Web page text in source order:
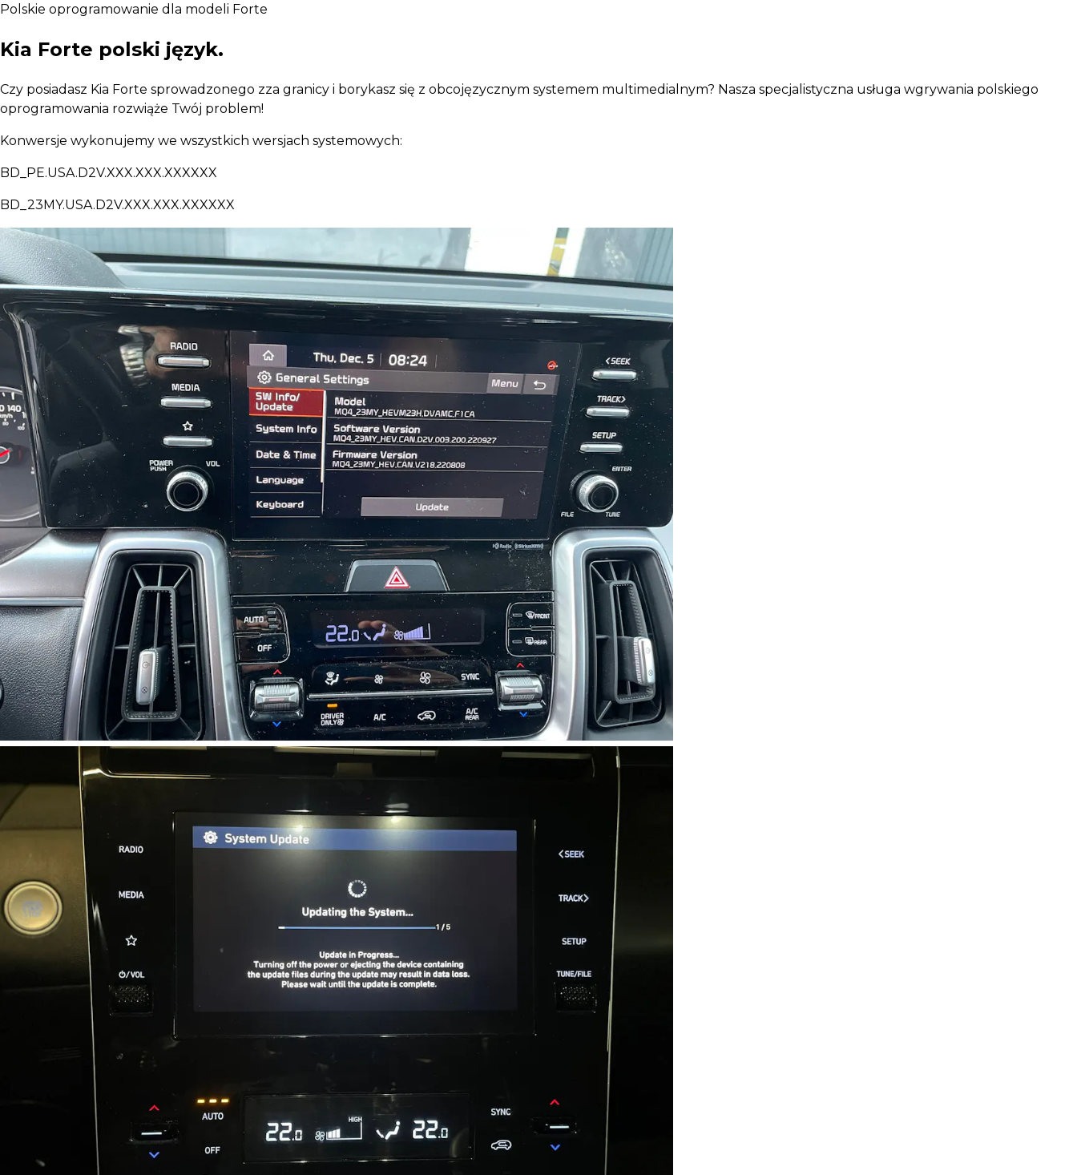
Polskie oprogramowanie dla modeli Forte
Kia Forte polski język.
Czy posiadasz Kia Forte sprowadzonego zza granicy i borykasz się z obcojęzycznym systemem multimedialnym? Nasza specjalistyczna usługa wgrywania polskiego
oprogramowania rozwiąże Twój problem!
Konwersje wykonujemy we wszystkich wersjach systemowych:
BD_PE.USA.D2V.XXX.XXX.XXXXXX
BD_23MY.USA.D2V.XXX.XXX.XXXXXX